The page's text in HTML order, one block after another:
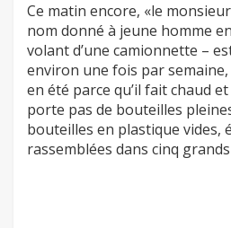
Ce matin encore, «le
nom donné à jeune homme
volant d’une camionnette –
environ une fois par
en été parce qu’il fait chaud
porte pas de bouteilles
bouteilles en plastique vides,
rassemblées dans cinq grands